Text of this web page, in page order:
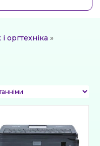
оргтехніка »